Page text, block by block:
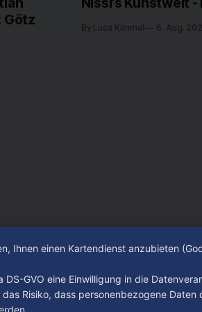
Götz
Nissi's Kunstwelt -
By Luca Kimmel 6. Aug.
Ihnen einen Kartendienst anzubieten
GVO eine Einwilligung in die
Risiko, dass personenbezogene Daten